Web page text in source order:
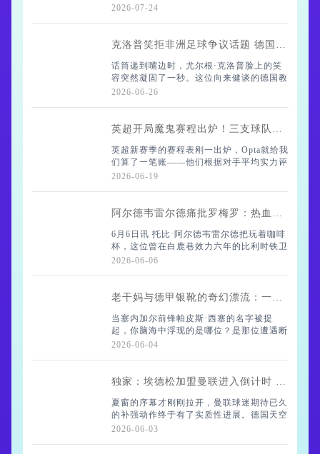
料，转会费是4000万欧元固定，外加500万
说起来，这哥们
2026-07-24
克洛普笑拒非洲足球争议话题 德国名宿言论持续发酵
话筒递到嘴边时，尤尔根·克洛普脸上的笑
容突然凝固了一秒。这位向来健谈的德国教
头摆了摆手："不，不，这个问题我实在没
这场风波要
2026-06-26
英超开局魔鬼赛程出炉！三支球队前10轮将遭遇炼狱级考验
英超新赛季的赛程表刚一出炉，Opta就给我
们算了一笔账——他们根据对手平均实力评
分，给各队前10轮赛程排出了难易榜。这份
2026-06-19
阿尔德韦雷尔德痛批罗梅罗：热血中卫还是定时炸弹？红牌魔咒正在摧毁热刺
6月6日讯 托比·阿尔德韦雷尔德把玩着咖啡
杯，这位曾在白鹿巷效力六年的比利时铁卫
谈起老东家时眉头微皱。"热刺现在的防线
谈
2026-06-06
老干妈与德甲银靴的奇幻漂流：一个射手的东方历险记
当塞内加尔前锋帕皮斯·西塞的名字被提
起，你脑海中浮现的是哪位？是那位遭遇断
腿悲剧的法国边锋？还是......
象的精彩得多。德甲射手榜第二？英超神仙
球制
2026-06-04
独家：埃德松加盟曼联进入倒计时 4500万欧交易7月尘埃落定
夏窗的序幕才刚刚拉开，曼联球迷期待已久
的补强动作终于有了实质性进展。德国天空
体育王牌记者普莱滕伯格带来独家消息——
2026-06-03